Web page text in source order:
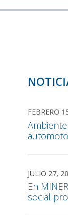
FEBRERO
JULIO 27,
En
social